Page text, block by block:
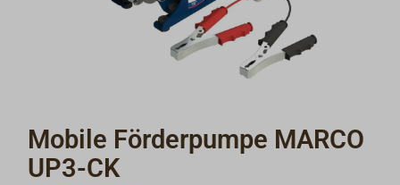
Mobile Förderpumpe MARCO
UP3-CK